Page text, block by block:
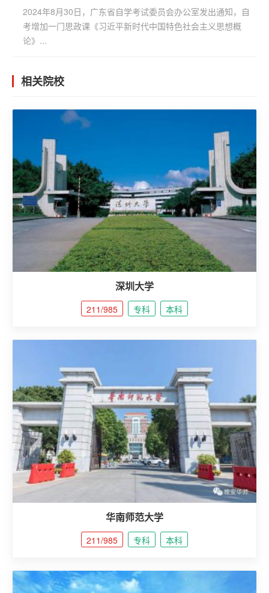
2024年8月30日，广东省自学考试委员会办公室发出通知，自
考增加一门思政课《习近平新时代中国特色社会主义思想概
论》...
相关院校
深圳大学
211/985 专科 本科
华南师范大学
211/985 专科 本科